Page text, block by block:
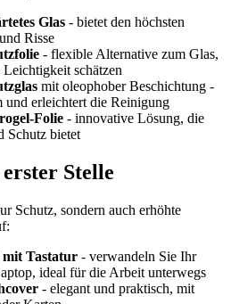
Glas - bietet den höchsten
Risse
- flexible Alternative zum Glas,
schätzen
mit oleophober Beschichtung -
und erleichtert die Reinigung
Folie - innovative Lösung, die
Schutz bietet
Stelle
Schutz, sondern auch erhöhte
mit Tastatur - verwandeln Sie Ihr
ideal für die Arbeit unterwegs
- elegant und praktisch, mit